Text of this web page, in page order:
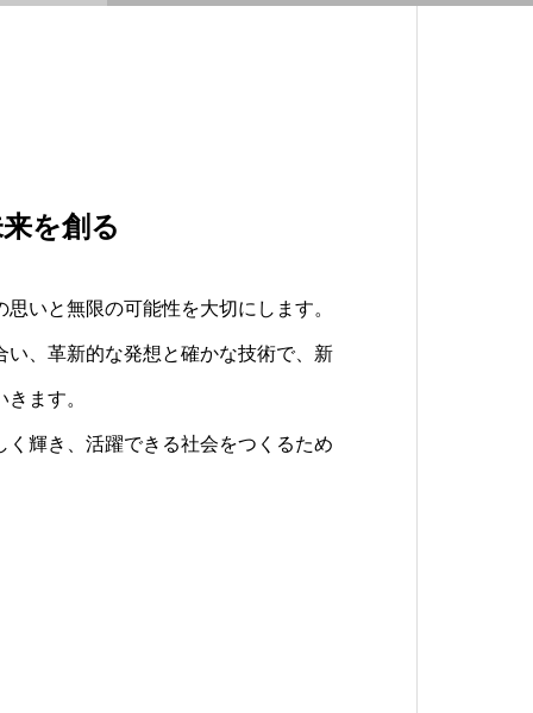
を創る
いと無限の可能性を大切にします。
い、革新的な発想と確かな技術で、新
ます。
く輝き、活躍できる社会をつくるため
の架け橋を
つひとつの出会いを大切にし、お客
ます。その思いを確かな技術力で形に
ンとして提供することで、お客様の
長していきます。
く、わくわくする未来
の力を通じて、人々の心を躍らせる新
れは、地域社会になくてはならない
目標への架け橋となるものです。